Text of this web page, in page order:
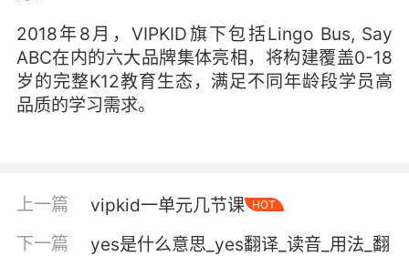
2018年8月，VIPKID旗下包括Lingo Bus, Say
ABC在内的六大品牌集体亮相，将构建覆盖0-18
岁的完整K12教育生态，满足不同年龄段学员高
品质的学习需求。
上一篇 vipkid一单元几节课 HOT
下一篇
yes是什么意思_yes翻译_读音_用法_翻